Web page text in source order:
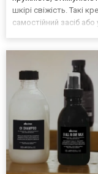
шкірі свіжість. Такі
самостійний засіб